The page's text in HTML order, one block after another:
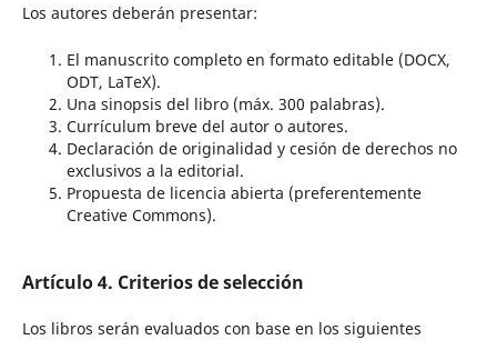
Los autores deberán presentar:
El manuscrito completo en formato editable (DOCX,
ODT, LaTeX).
Una sinopsis del libro (máx. 300 palabras).
Currículum breve del autor o autores.
Declaración de originalidad y cesión de derechos no
exclusivos a la editorial.
Propuesta de licencia abierta (preferentemente
Creative Commons).
Artículo 4. Criterios de selección
Los libros serán evaluados con base en los siguientes